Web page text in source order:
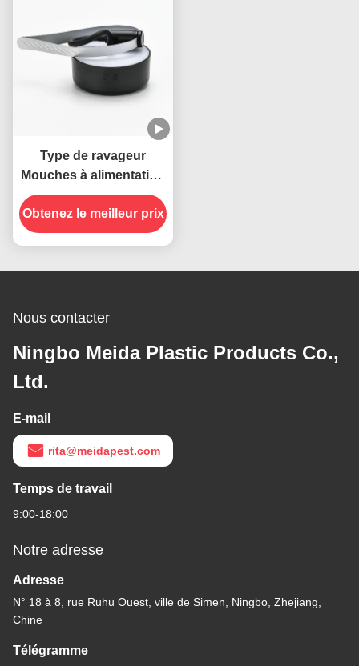
Type de ravageur
Mouches à alimentation
USB Col pliable
suspendu Insectes
répulsif Ventilateur pour
Obtenez le meilleur prix
Nous contacter
Ningbo Meida Plastic Products Co.,
Ltd.
E-mail
rita@meidapest.com
Temps de travail
9:00-18:00
Notre adresse
Adresse
N° 18 à 8, rue Ruhu Ouest, ville de Simen, Ningbo, Zhejiang,
Chine
Télégramme